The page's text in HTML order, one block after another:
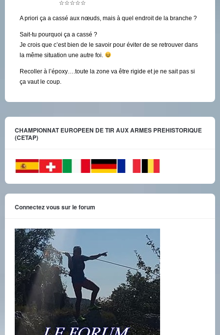
☆☆☆☆☆
A priori ça a cassé aux nœuds, mais à quel endroit de la branche ?
Sait-tu pourquoi ça a cassé ?
Je crois que c’est bien de le savoir pour éviter de se retrouver dans
la même situation une autre foi.
Recoller à l’époxy….toute la zone va être rigide et je ne sait pas si
ça vaut le coup.
CHAMPIONNAT EUROPEEN DE TIR AUX ARMES PREHISTORIQUE
(CETAP)
Connectez vous sur le forum